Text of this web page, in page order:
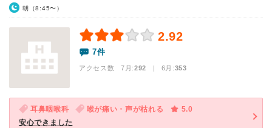
朝（8:45〜）
2.92
7件
アクセス数 7月:292 | 6月:353
耳鼻咽喉科 喉が痛い・声が枯れる
5.0
安心できました